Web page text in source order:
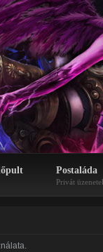
Postaláda
Privát